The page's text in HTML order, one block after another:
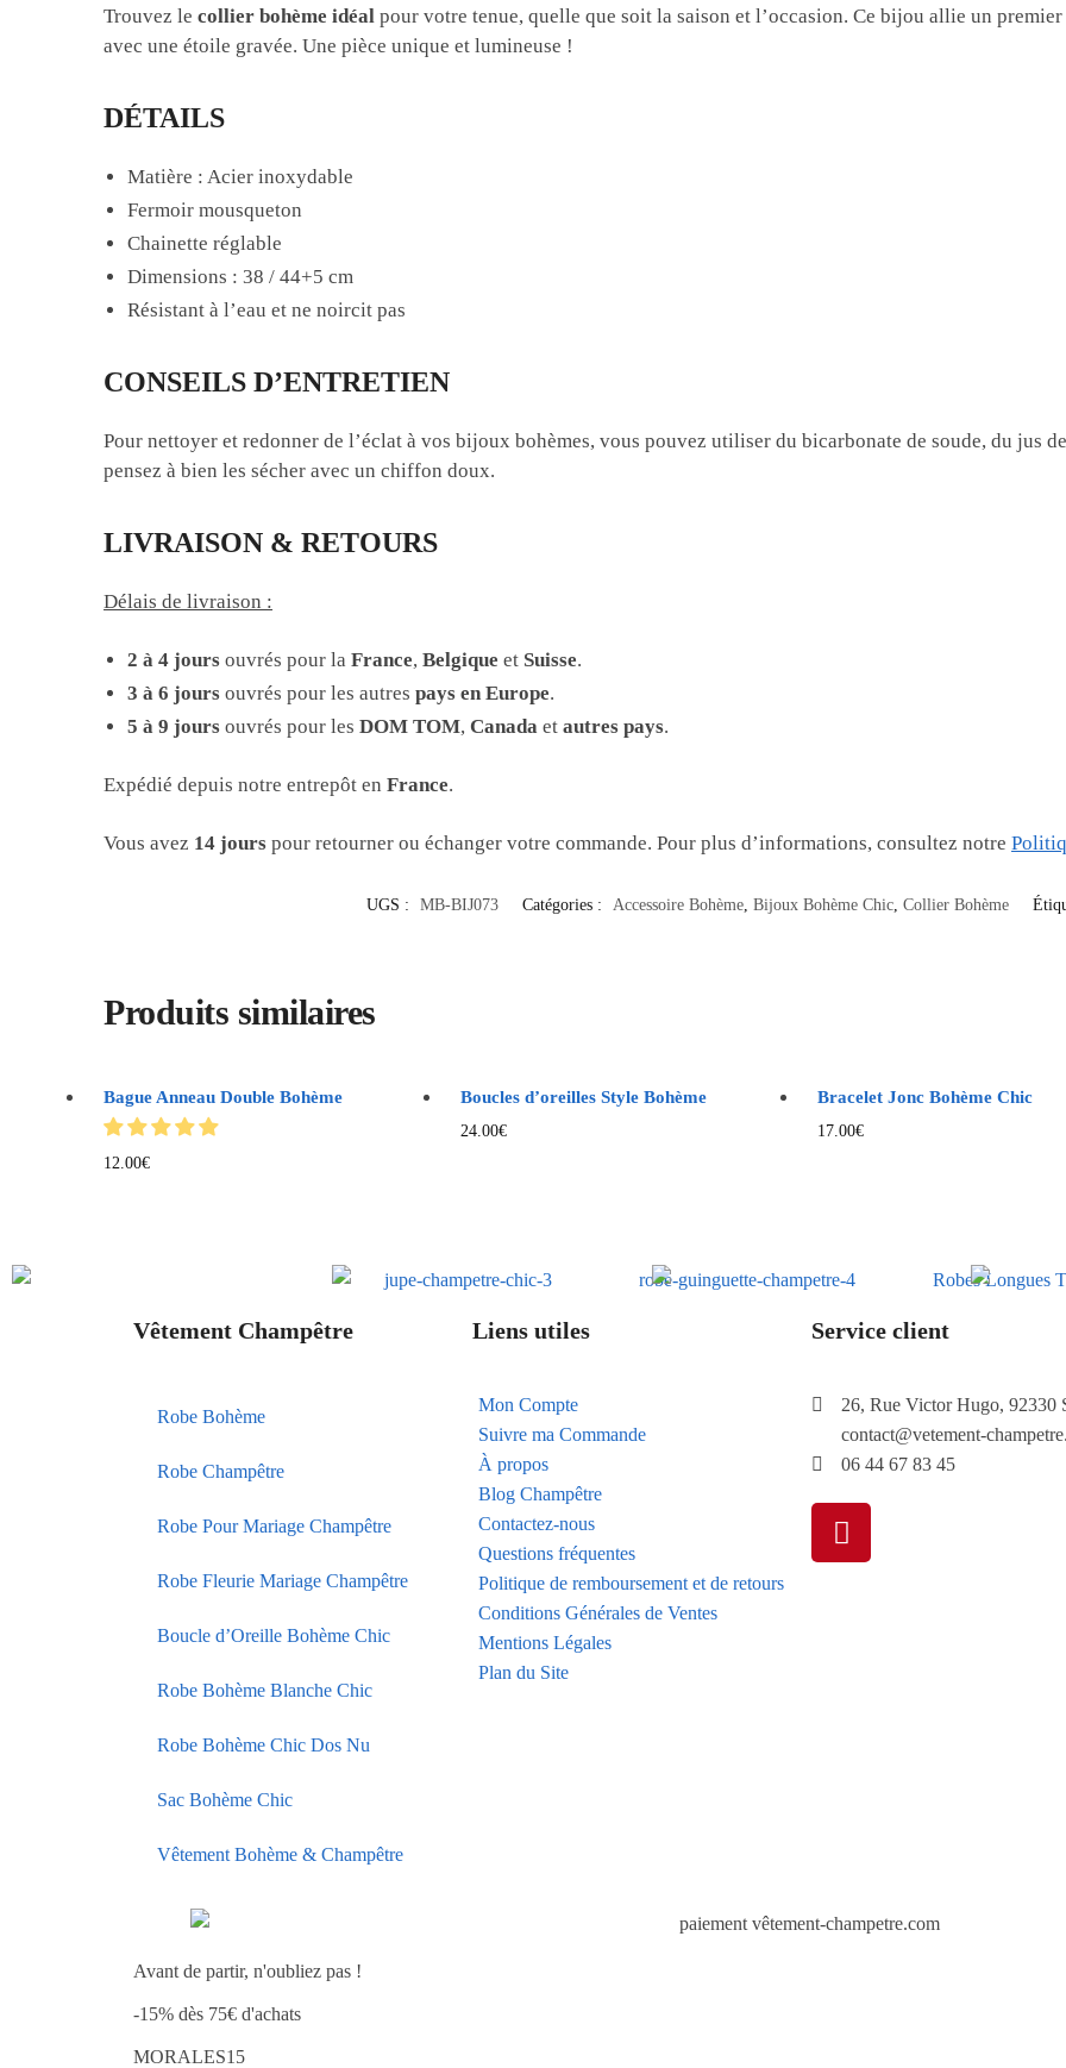
Trouvez lecollier bohème idéal pour votre tenue, quelle que soit la saison et l’occasion. Ce bijou allie un
avec une étoile gravée. Une pièce unique et lumineuse !
DÉTAILS
Matière : Acier inoxydable
Fermoir mousqueton
Chainette réglable
Dimensions : 38 / 44+5 cm
Résistant à l’eau et ne noircit pas
CONSEILS D’ENTRETIEN
Pour nettoyer et redonner de l’éclat à vos bijoux bohèmes, vous pouvez utiliser du bicarbonate de soude, du jus
pensez à bien les sécher avec un chiffon doux.
LIVRAISON & RETOURS
Délais de livraison :
2 à 4 jours ouvrés pour laFrance,Belgique et Suisse.
3 à 6 jours ouvrés pour les autrespays en Europe.
5 à 9 jours ouvrés pour lesDOM TOM,Canada etautres pays.
Expédié depuis notre entrepôt enFrance.
Vous avez 14 jours pour retourner ou échanger votre commande. Pour plus d’informations, consultez notre
UGS : MB-BIJ073 Catégories : Accessoire Bohème Bijoux Bohème Chic Collier Bohème
Produits similaires
Bague Anneau Double Bohème
12.00€
Boucles d’oreilles Style Bohème
24.00€
Bracelet Jonc Bohème Chic
17.00€
Vêtement Champêtre
Robe Bohème
Robe Champêtre
Robe Pour Mariage Champêtre
Robe Fleurie Mariage Champêtre
Boucle d’Oreille Bohème Chic
Robe Bohème Blanche Chic
Robe Bohème Chic Dos Nu
Sac Bohème Chic
Vêtement Bohème & Champêtre
Liens utiles
Mon Compte
Suivre ma Commande
À propos
Blog Champêtre
Contactez-nous
Questions fréquentes
Politique de remboursement et de retours
Conditions Générales de Ventes
Mentions Légales
Plan du Site
Service client
26, Rue Victor Hugo, 92330
contact@vetement-
06 44 67 83 45
Avant de partir, n'oubliez pas !
-15% dès 75€ d'achats
MORALES15